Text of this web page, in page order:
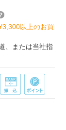
以上のお買
、または当社指